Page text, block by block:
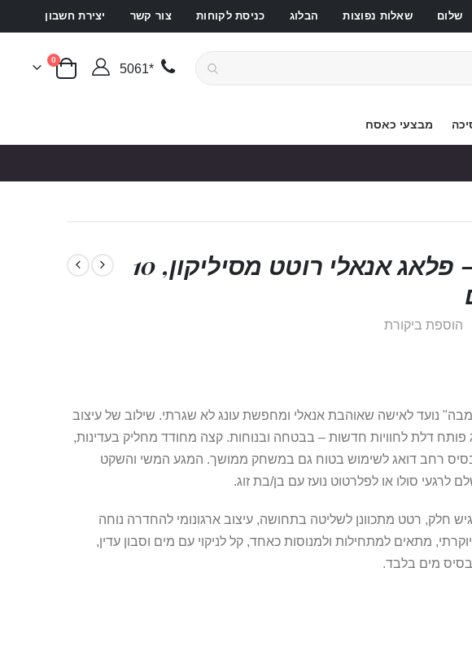
שלום שאלות נפוצות הבלוג כניסת לקוחות צור קשר יצירת חשבון
*5061
סל קניות
0פריטים
מבצעי כאסח
בלאק ממבה – פלאג אנאלי רוטט מסיליקון, 10
הוספת ביקורת
נועד לאישה שאוהבת אנאלי ומחפשת עונג לא שגרתי. שילוב של עיצוב
פותח דלת לחוויות חדשות – בבטחה ובנוחות. קצה מחודד מחליק בעדינות,
רחב דואג לשימוש בטוח גם במשחק ממושך. המגע המשי והשקט
לרגעי סולו או לפלרטוט נועז עם בן/בת זוג.
חלק, רטט מתכוונן לשליטה בתחושה, עיצוב ארגונומי להחדרה נוחה
מתאים למתחילות ולמנוסות כאחד, קל לניקוי עם מים וסבון עדין,
מים בלבד.